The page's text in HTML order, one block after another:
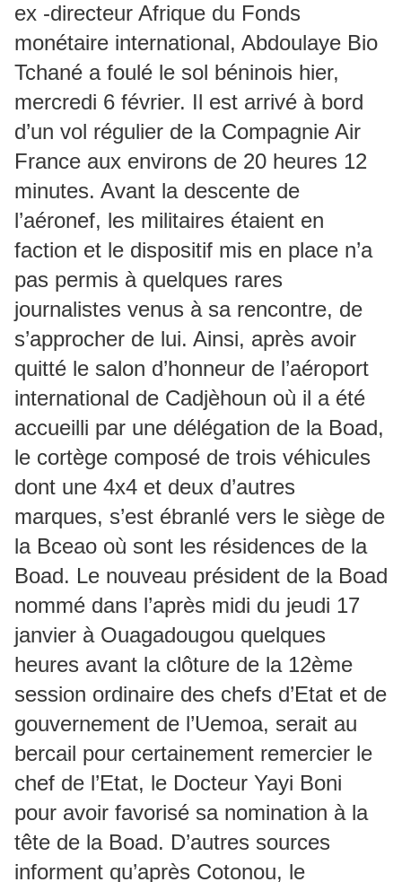
ex -directeur Afrique du Fonds
monétaire international, Abdoulaye Bio
Tchané a foulé le sol béninois hier,
mercredi 6 février. Il est arrivé à bord
d’un vol régulier de la Compagnie Air
France aux environs de 20 heures 12
minutes. Avant la descente de
l’aéronef, les militaires étaient en
faction et le dispositif mis en place n’a
pas permis à quelques rares
journalistes venus à sa rencontre, de
s’approcher de lui. Ainsi, après avoir
quitté le salon d’honneur de l’aéroport
international de Cadjèhoun où il a été
accueilli par une délégation de la Boad,
le cortège composé de trois véhicules
dont une 4x4 et deux d’autres
marques, s’est ébranlé vers le siège de
la Bceao où sont les résidences de la
Boad. Le nouveau président de la Boad
nommé dans l’après midi du jeudi 17
janvier à Ouagadougou quelques
heures avant la clôture de la 12ème
session ordinaire des chefs d’Etat et de
gouvernement de l’Uemoa, serait au
bercail pour certainement remercier le
chef de l’Etat, le Docteur Yayi Boni
pour avoir favorisé sa nomination à la
tête de la Boad. D’autres sources
informent qu’après Cotonou, le